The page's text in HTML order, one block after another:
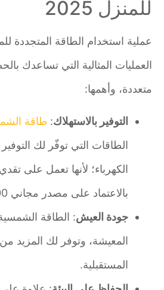
للمنزل 2025
العمليات المثالية التي تساعدك
متعددة، وأهمها:
التوفير بالاستهلاك:طاقة
الطاقات التي توفّر لك التوفير
الكهرباء؛ لأنها تعمل على
بالاعتماد على مصدر مجاني 100%.
جودة العيش: الطاقة الشمسية
المعيشة، وتوفر لك المزيد من
المستقبلية.